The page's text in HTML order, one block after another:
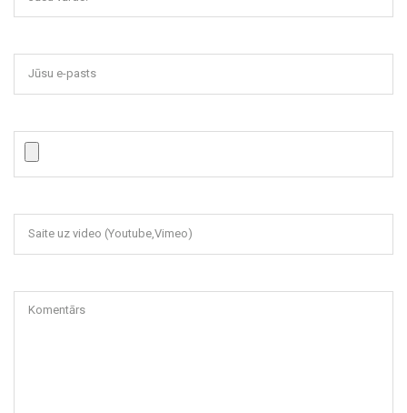
Jūsu e-pasts
Saite uz video (Youtube,Vimeo)
Komentārs